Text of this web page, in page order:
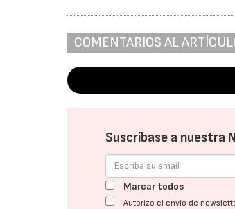
COMENTARIOS AL
Suscríbase a nuestra
Marcar todos
Autorizo el envío de